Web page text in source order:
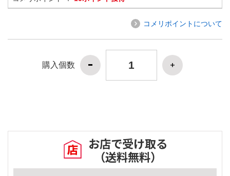
コメリポイントについて
購入個数
お店で受け取る
（送料無料）